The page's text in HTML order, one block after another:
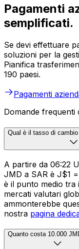
Pagamenti
semplificati.
Se devi effettuare
soluzioni per la
Pianifica
190 paesi.
Pagamenti
Domande frequenti
Qual è il tasso di
A partire da 06:22
JMD a SAR è J$1 = ﷼0.0236. Il tasso medio di mercato
è il punto medio tra
mercati valutari
ammonterebbe
nostra pagina
Quanto costa 10.000